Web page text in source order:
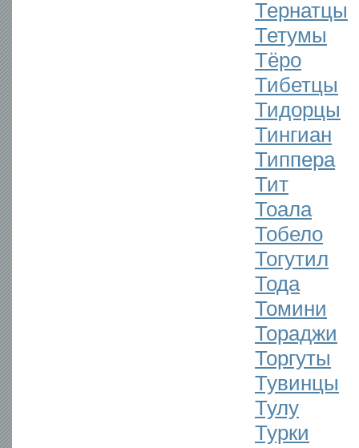
Тернатцы
Тетумы
Тёро
Тибетцы
Тидорцы
Тингиан
Типпера
Тит
Тоала
Тобело
Тогутил
Тода
Томини
Тораджи
Торгуты
Тувинцы
Тулу
Турки